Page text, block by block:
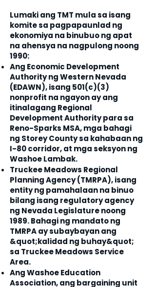
Lumaki ang TMT mula sa isang
komite sa pagpapaunlad ng
ekonomiya na binubuo ng apat
na ahensya na nagpulong noong
1990:
Ang Economic Development
Authority ng Western Nevada
(EDAWN), isang 501(c)(3)
nonprofit na ngayon ay ang
itinalagang Regional
Development Authority para sa
Reno-Sparks MSA, mga bahagi
ng Storey County sa kahabaan ng
I-80 corridor, at mga seksyon ng
Washoe Lambak.
Truckee Meadows Regional
Planning Agency (TMRPA), isang
entity ng pamahalaan na binuo
bilang isang regulatory agency
ng Nevada Legislature noong
1989. Bahagi ng mandato ng
TMRPA ay subaybayan ang
&quot;kalidad ng buhay&quot;
sa Truckee Meadows Service
Area.
Ang Washoe Education
Association, ang bargaining unit